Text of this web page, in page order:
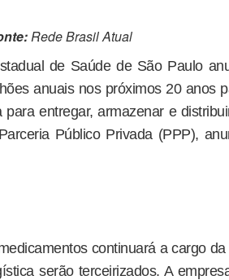
Rede Brasil Atual
de Saúde de São Paulo
anuais nos próximos 20 anos
para entregar, armazenar e
Público Privada (PPP),
continuará a cargo
serão terceirizados. A